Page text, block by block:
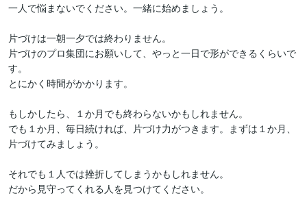
一人で悩まないでください。一緒に始めましょう。
片づけは一朝一夕では終わりません。
片づけのプロ集団にお願いして、やっと一日で形ができるくらいで
す。
とにかく時間がかかります。
もしかしたら、１か月でも終わらないかもしれません。
でも１か月、毎日続ければ、片づけ力がつきます。まずは１か月、
片づけてみましょう。
それでも１人では挫折してしまうかもしれません。
だから見守ってくれる人を見つけてください。